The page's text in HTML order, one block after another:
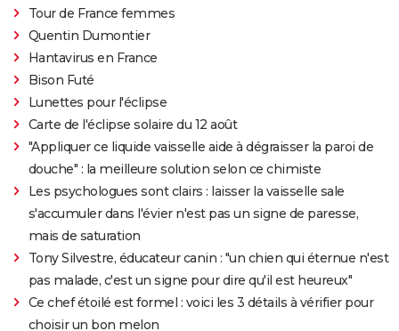
Tour de France femmes
Quentin Dumontier
Hantavirus en France
Bison Futé
Lunettes pour l'éclipse
Carte de l'éclipse solaire du 12 août
"Appliquer ce liquide vaisselle aide à dégraisser la paroi de
douche" : la meilleure solution selon ce chimiste
Les psychologues sont clairs : laisser la vaisselle sale
s'accumuler dans l'évier n'est pas un signe de paresse,
mais de saturation
Tony Silvestre, éducateur canin : "un chien qui éternue n'est
pas malade, c'est un signe pour dire qu'il est heureux"
Ce chef étoilé est formel : voici les 3 détails à vérifier pour
choisir un bon melon